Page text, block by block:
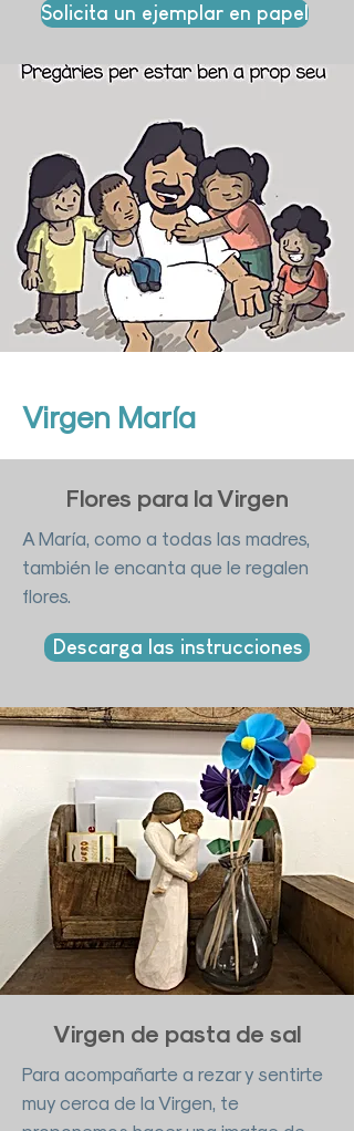
Solicita un ejemplar en papel
Virgen María
Flores para la Virgen
A María, como a todas las madres,
también le encanta que le regalen
flores.
Descarga las instrucciones
Virgen de pasta de sal
Para acompañarte a rezar y sentirte
muy cerca de la Virgen, te